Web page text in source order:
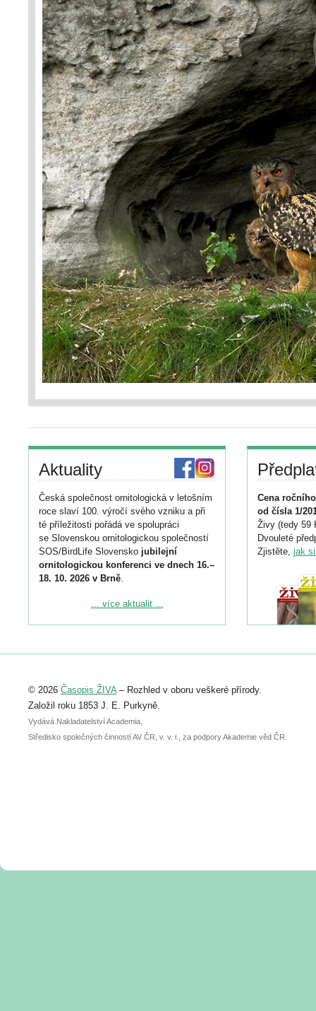
Aktuality
Česká společnost ornitologická v letošním
roce slaví 100. výročí svého vzniku a při
té příležitosti pořádá ve spolupráci
se Slovenskou ornitologickou společností
SOS/BirdLife Slovensko jubilejní
ornitologickou konferenci ve dnech 16.–
18. 10. 2026 v Brně.
Podrobnější informace ke konferenci
Registrovat se můžete do 6. září.
abstraktu přihlášené přednášky nebo
posteru je už 30. června.
... více aktualit ...
Cena
od čísla 1/
Živy (tedy 59
Dvouleté
Zjistěte, jak
© 2026 Časopis ŽIVA– Rozhled v oboru veškeré přírody.
Založil roku 1853 J. E. Purkyně.
Vydává Nakladatelství Academia,
Středisko společných činností AV ČR, v. v. i., za podpory Akademie věd ČR.